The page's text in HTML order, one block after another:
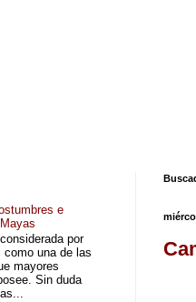
e
por
como una de las
mayores
Sin duda